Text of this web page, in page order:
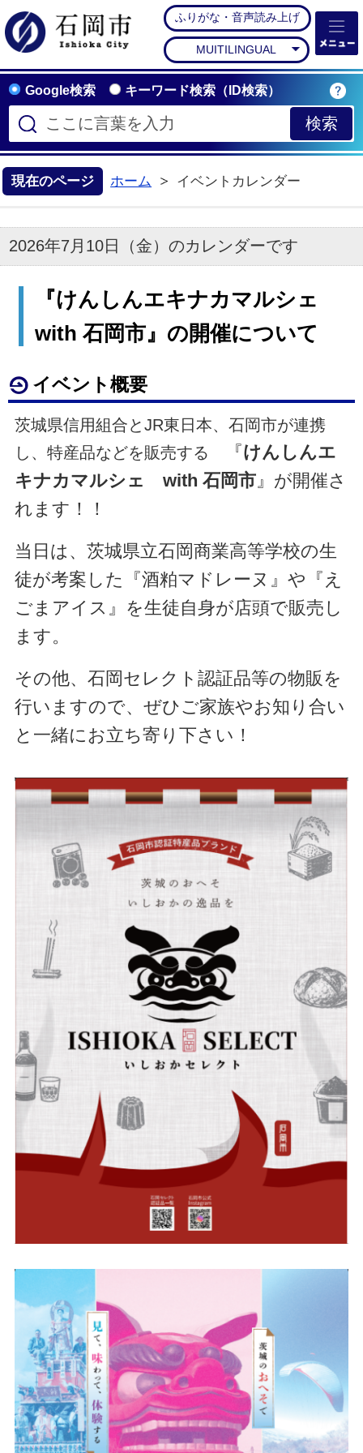
石岡市公式ホームペー
ふりがな・音声読み上げ
MUITILINGUAL
Google検索 キーワード検索（ID検索）
現在のページ ホーム イベントカレンダー
2026年7月10日（金）のカレンダーです
『けんしんエキナカマルシェ
with 石岡市』の開催について
イベント概要
茨城県信用組合とJR東日本、石岡市が連携
し、特産品などを販売する
『けんしんエ
キナカマルシェ with 石岡市』が開催さ
れます！！
当日は、茨城県立石岡商業高等学校の生
徒が考案した『酒粕マドレーヌ』や『え
ごまアイス』を生徒自身が店頭で販売し
ます。
その他、石岡セレクト認証品等の物販を
行いますので、ぜひご家族やお知り合い
と一緒にお立ち寄り下さい！